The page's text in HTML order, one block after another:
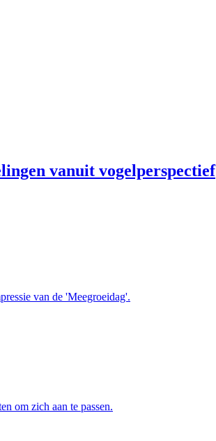
vanuit vogelperspectief
van de 'Meegroeidag'.
om zich aan te passen.